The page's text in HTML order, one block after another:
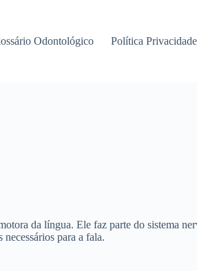
Odontológico Política Privacidade
da língua. Ele faz parte do sistema
para a fala.